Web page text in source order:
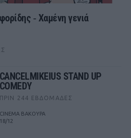
‑ Χαμένη γενιά
CANCELMIKEIUS STAND UP
COMEDY
ΠΡΙΝ 244 ΕΒΔΟΜΆΔΕΣ
CINEMA ΒΑΚΟΥΡΑ
18/12